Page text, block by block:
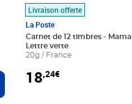
au panier
Livraison offerte
La Poste
Carnet de 12 timbres -
Lettre verte
20g / France
18,24€